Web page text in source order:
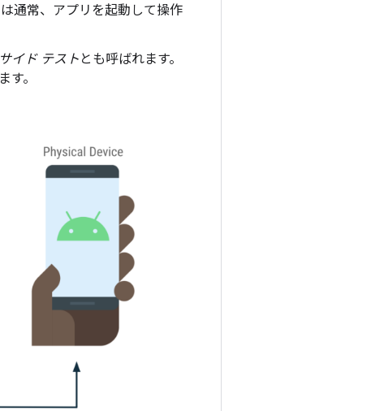
通常、アプリを起動して操作
イド テストとも呼ばれます。
。